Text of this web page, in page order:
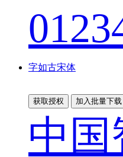
字如古宋体
获取授权 加入批量下载
中国